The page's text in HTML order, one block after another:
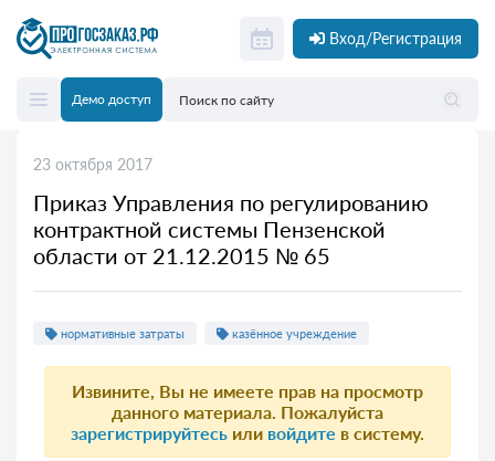
Вход/Регистрация
Демо доступ
23 октября 2017
Приказ Управления по регулированию
контрактной системы Пензенской
области от 21.12.2015 № 65
нормативные затраты казённое учреждение
Извините, Вы не имеете прав на просмотр
данного материала. Пожалуйста
зарегистрируйтесь или войдите в систему.